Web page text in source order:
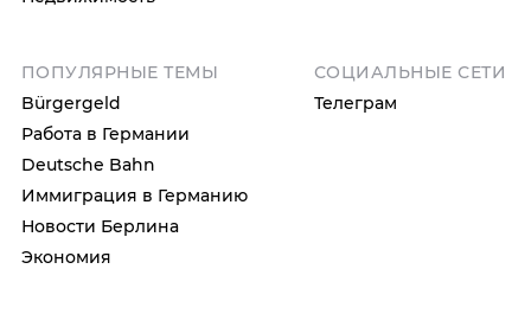
ПОПУЛЯРНЫЕ ТЕМЫ
Bürgergeld
Работа в Германии
Deutsche Bahn
Иммиграция в Германию
Новости Берлина
Экономия
СОЦИАЛЬНЫЕ СЕТИ
Телеграм